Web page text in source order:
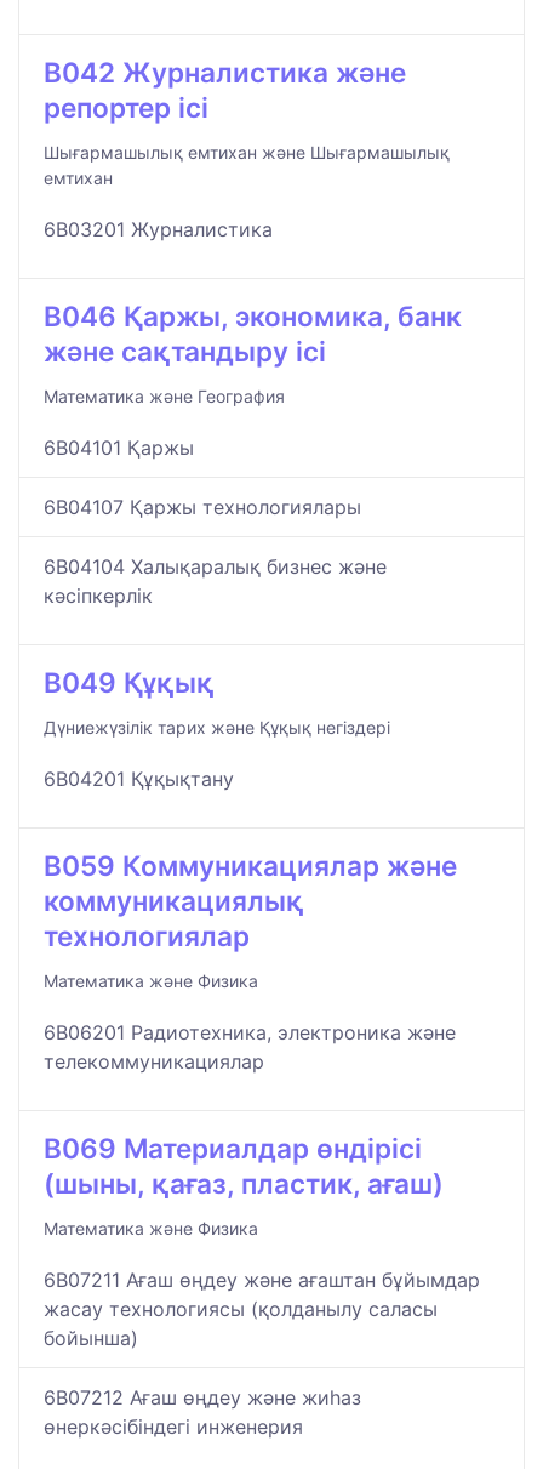
B042 Журналистика және
репортер ісі
Шығармашылық емтихан және Шығармашылық
емтихан
6B03201 Журналистика
B046 Қаржы, экономика, банк
және сақтандыру ісі
Математика және География
6B04101 Қаржы
6B04107 Қаржы технологиялары
6B04104 Халықаралық бизнес және
кәсіпкерлік
B049 Құқық
Дүниежүзілік тарих және Құқық негіздері
6B04201 Құқықтану
B059 Коммуникациялар және
коммуникациялық
технологиялар
Математика және Физика
6B06201 Радиотехника, электроника және
телекоммуникациялар
B069 Материалдар өндірісі
(шыны, қағаз, пластик, ағаш)
Математика және Физика
6B07211 Ағаш өңдеу және ағаштан бұйымдар
жасау технологиясы (қолданылу саласы
бойынша)
6B07212 Ағаш өңдеу және жиһаз
өнеркәсібіндегі инженерия